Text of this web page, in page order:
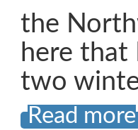
the
here that
two
Read more